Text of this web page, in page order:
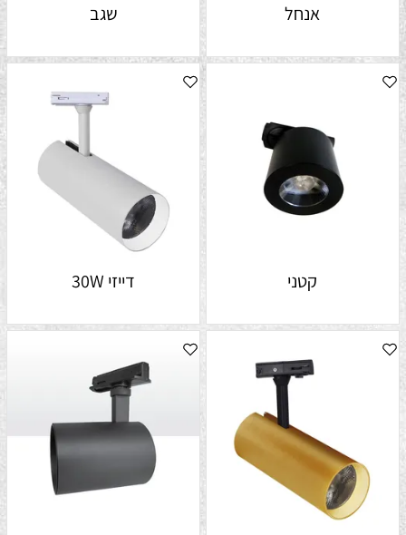
אנחל שגב
קטני דייזי 30W